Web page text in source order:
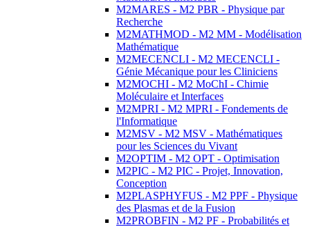
M2MARES - M2 PBR - Physique par
Recherche
M2MATHMOD - M2 MM - Modélisation
Mathématique
M2MECENCLI - M2 MECENCLI -
Génie Mécanique pour les Cliniciens
M2MOCHI - M2 MoChI - Chimie
Moléculaire et Interfaces
M2MPRI - M2 MPRI - Fondements de
l'Informatique
M2MSV - M2 MSV - Mathématiques
pour les Sciences du Vivant
M2OPTIM - M2 OPT - Optimisation
M2PIC - M2 PIC - Projet, Innovation,
Conception
M2PLASPHYFUS - M2 PPF - Physique
des Plasmas et de la Fusion
M2PROBFIN - M2 PF - Probabilités et